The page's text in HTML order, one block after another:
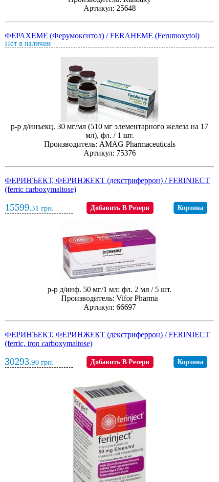
Артикул: 25648
ФЕРАХЕМЕ (Ферумокситол) / FERAHEME (Ferumoxytol)
Нет в наличии
р-р д/инъекц. 30 мг/мл (510 мг элементарного железа на 17
мл), фл. / 1 шт.
Производитель: AMAG Pharmaceuticals
Артикул: 75376
ФЕРИНЪЕКТ, ФЕРИНЖЕКТ (декстриферрон) / FERINJECT
(ferric carboxymaltose)
15599,31 грн. Добавить В Резерв Корзина
р-р д/инф. 50 мг/1 мл: фл. 2 мл / 5 шт.
Производитель: Vifor Pharma
Артикул: 66697
ФЕРИНЪЕКТ, ФЕРИНЖЕКТ (декстриферрон) / FERINJECT
(ferric, iron carboxymaltose)
30293,90 грн. Добавить В Резерв Корзина